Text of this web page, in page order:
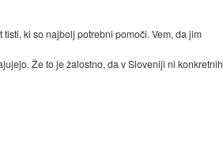
ki so najbolj potrebni pomoči. Vem, da jim
Že to je žalostno, da v Sloveniji ni konkretnih